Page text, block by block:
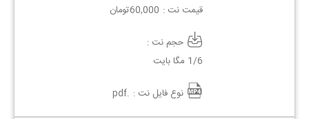
قیمت نت : 60,000تومان
حجم نت :
1/6 مگا بایت
نوع فایل نت : .pdf